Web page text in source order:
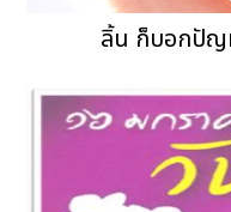
ลิ้น ก็บอกปัญ